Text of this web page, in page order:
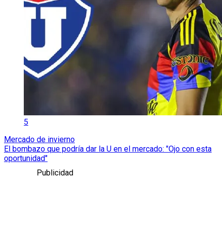
5
Mercado de invierno
El bombazo que podría dar la U en el mercado: "Ojo con esta
oportunidad"
Publicidad